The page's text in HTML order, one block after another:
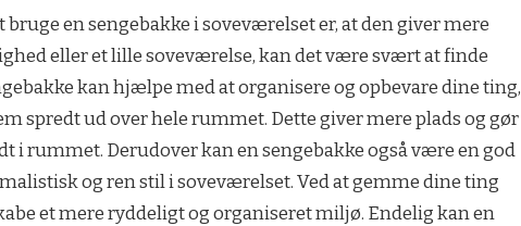
bruge en sengebakke i soveværelset er, at den giver mere
eller et lille soveværelse, kan det være svært at finde
kan hjælpe med at organisere og opbevare dine ting,
spredt ud over hele rummet. Dette giver mere plads og gør
i rummet. Derudover kan en sengebakke også være en god
og ren stil i soveværelset. Ved at gemme dine ting
et mere ryddeligt og organiseret miljø. Endelig kan en